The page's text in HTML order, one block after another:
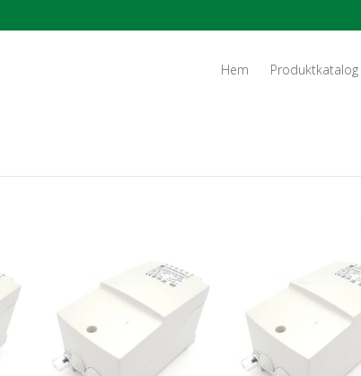
Hem Produktkatalog